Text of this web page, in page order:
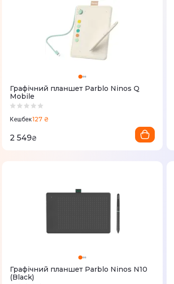
Графічний планшет Parblo Ninos Q
Mobile
Кешбек127 ₴
2 549₴
Графічний планшет Parblo Ninos N10
(Black)